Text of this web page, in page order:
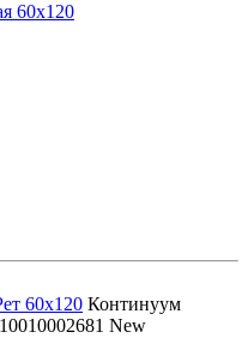
60x120
60x120 Континуум
New